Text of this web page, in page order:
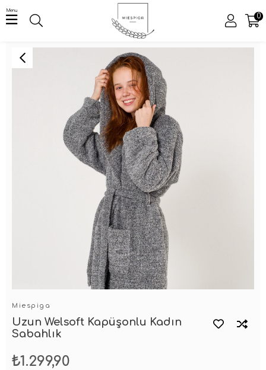
Menu
0
ÜYE GIRIŞI ÜYE OL
Miespiga
Uzun Welsoft Kapüşonlu Kadın
Sabahlık
₺1.299,90